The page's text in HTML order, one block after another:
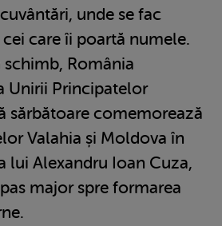
unde se fac
care îi poartă numele.
schimb, România
Unirii Principatelor
sărbătoare comemorează
Valahia și Moldova în
lui Alexandru Ioan Cuza,
major spre formarea